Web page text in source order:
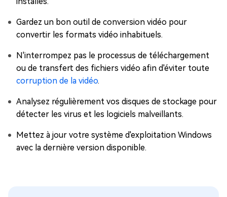
Gardez un bon outil de conversion vidéo pour
convertir les formats vidéo inhabituels.
N'interrompez pas le processus de téléchargement
ou de transfert des fichiers vidéo afin d'éviter toute
corruption de la vidéo.
Analysez régulièrement vos disques de stockage pour
détecter les virus et les logiciels malveillants.
Mettez à jour votre système d'exploitation Windows
avec la dernière version disponible.